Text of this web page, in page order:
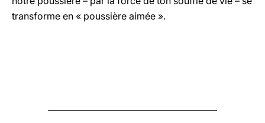
transforme en « poussière aimée ».